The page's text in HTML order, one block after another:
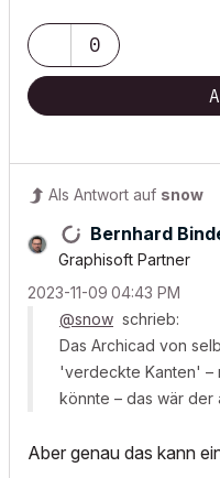
0
Als Antwort auf snow
Bernhard
Graphisoft Partner
‎2023-11-09 04:43 PM
@snow schrieb:
Das Archicad von
'verdeckte Kanten' –
könnte – das wär der
Aber genau das kann